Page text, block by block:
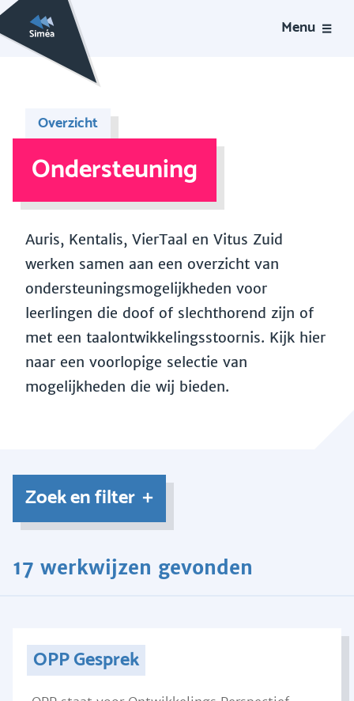
Menu
Overzicht
Ondersteuning
Auris, Kentalis, VierTaal en Vitus Zuid
werken samen aan een overzicht van
ondersteuningsmogelijkheden voor
leerlingen die doof of slechthorend zijn of
met een taalontwikkelingsstoornis. Kijk hier
naar een voorlopige selectie van
mogelijkheden die wij bieden.
Zoek en filter
17 werkwijzen gevonden
OPP Gesprek